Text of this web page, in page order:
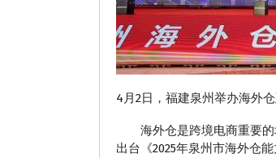
4月2日，福建泉州举办海外
海外仓是跨境电商重要的
出台《2025年泉州市海外仓